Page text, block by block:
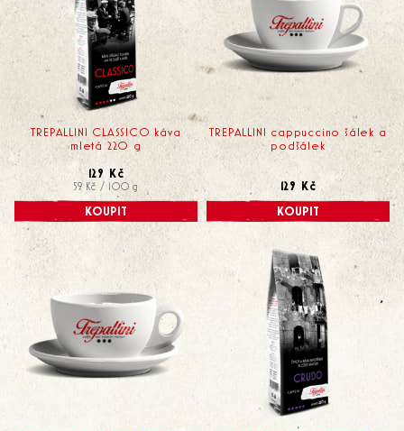
TREPALLINI CLASSICO káva
mletá 220 g
129 Kč
59 Kč / 100 g
KOUPIT
TREPALLINI cappuccino šálek a
podšálek
129 Kč
KOUPIT